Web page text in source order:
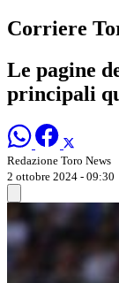
Corriere
Le pagine
principali
Redazione Toro News
2 ottobre 2024 - 09:30